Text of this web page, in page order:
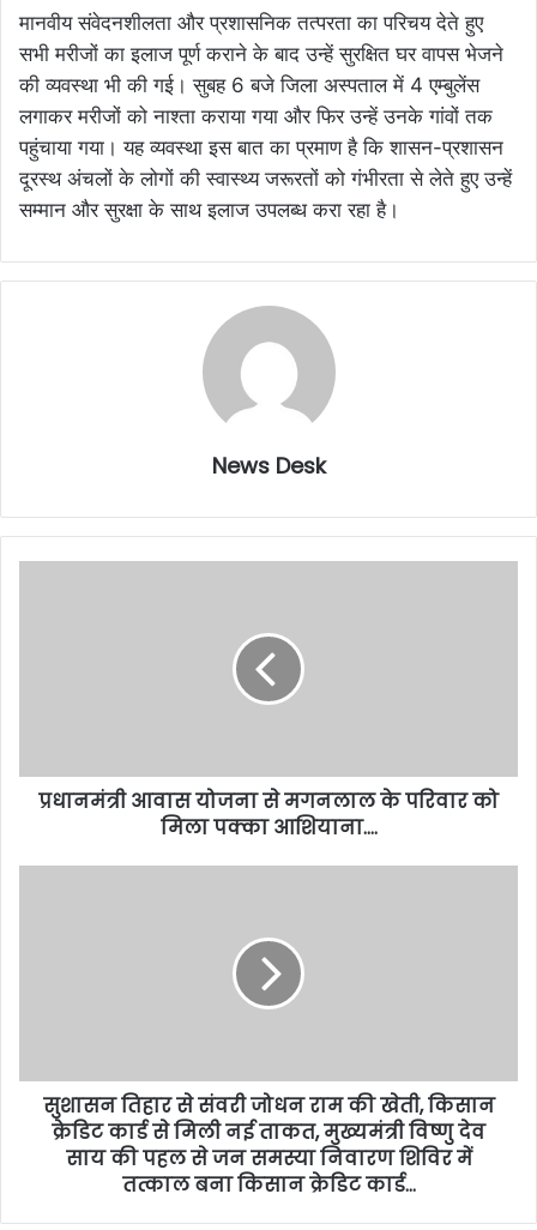
मानवीय संवेदनशीलता और प्रशासनिक तत्परता का परिचय देते हुए
सभी मरीजों का इलाज पूर्ण कराने के बाद उन्हें सुरक्षित घर वापस भेजने
की व्यवस्था भी की गई। सुबह 6 बजे जिला अस्पताल में 4 एम्बुलेंस
लगाकर मरीजों को नाश्ता कराया गया और फिर उन्हें उनके गांवों तक
पहुंचाया गया। यह व्यवस्था इस बात का प्रमाण है कि शासन-प्रशासन
दूरस्थ अंचलों के लोगों की स्वास्थ्य जरूरतों को गंभीरता से लेते हुए उन्हें
सम्मान और सुरक्षा के साथ इलाज उपलब्ध करा रहा है।
News Desk
प्रधानमंत्री आवास योजना से मगनलाल के परिवार को
मिला पक्का आशियाना….
सुशासन तिहार से संवरी जोधन राम की खेती, किसान
क्रेडिट कार्ड से मिली नई ताकत, मुख्यमंत्री विष्णु देव
साय की पहल से जन समस्या निवारण शिविर में
तत्काल बना किसान क्रेडिट कार्ड…